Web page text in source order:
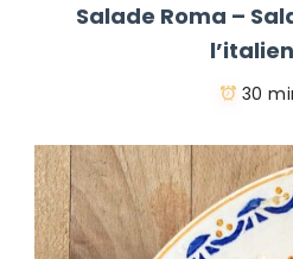
Salade Roma –
30